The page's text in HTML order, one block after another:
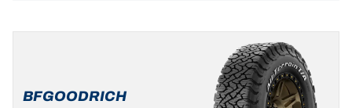
BFGOODRICH